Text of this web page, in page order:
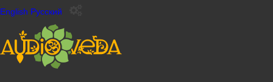
English Русский